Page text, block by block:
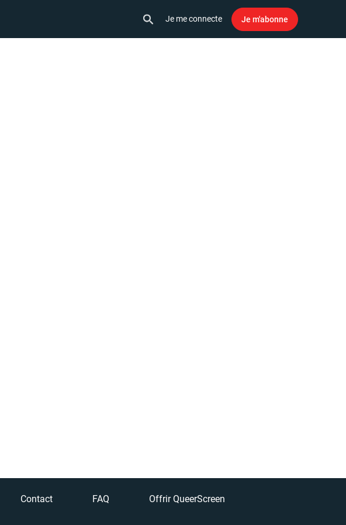
Je me connecte Je m'abonne
Contact FAQ Offrir QueerScreen